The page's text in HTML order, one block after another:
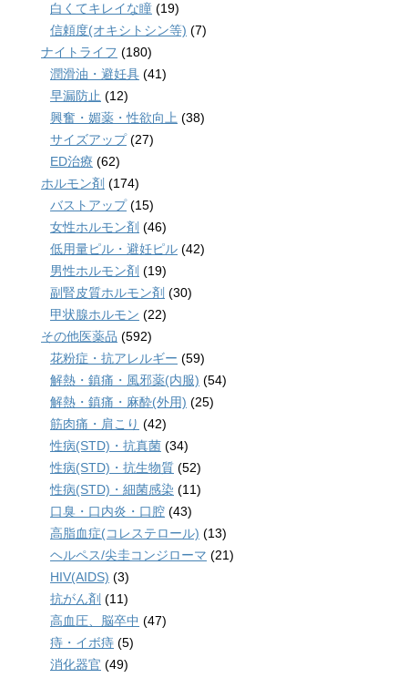
白くてキレイな瞳 (19)
信頼度(オキシトシン等) (7)
ナイトライフ (180)
潤滑油・避妊具 (41)
早漏防止 (12)
興奮・媚薬・性欲向上 (38)
サイズアップ(27)
ED治療 (62)
ホルモン剤 (174)
バストアップ(15)
女性ホルモン剤 (46)
低用量ピル・避妊ピル (42)
男性ホルモン剤 (19)
副腎皮質ホルモン剤 (30)
甲状腺ホルモン (22)
その他医薬品 (592)
花粉症・抗アレルギー (59)
解熱・鎮痛・風邪薬(内服) (54)
解熱・鎮痛・麻酔(外用) (25)
筋肉痛・肩こり (42)
性病(STD)・抗真菌 (34)
性病(STD)・抗生物質 (52)
性病(STD)・細菌感染 (11)
口臭・口内炎・口腔 (43)
高脂血症(コレステロール) (13)
ヘルペス/尖圭コンジローマ (21)
HIV(AIDS) (3)
抗がん剤 (11)
高血圧、脳卒中 (47)
痔・イボ痔 (5)
消化器官 (49)